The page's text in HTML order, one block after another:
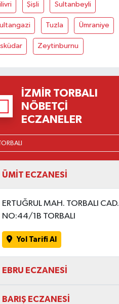
Şişli Sultanbeyli
Tuzla Ümraniye
Zeytinburnu
İZMIR TORBALI
NÖBETÇI
ECZANELER
ÜMİT ECZANESİ
ERTUĞRUL MAH. TORBALI CAD.
NO:44/1B TORBALI
Yol Tarifi Al
EBRU ECZANESİ
BARIŞ ECZANESİ